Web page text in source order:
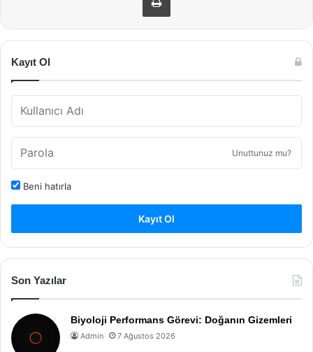
Kayıt Ol
Unuttunuz mu?
Beni hatırla
Kayıt Ol
Son Yazılar
Biyoloji Performans Görevi: Doğanın Gizemleri
Admin 7 Ağustos 2026